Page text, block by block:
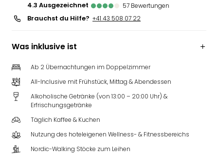
4.3
ausgezeichnet 57 Bewertungen
Brauchst du Hilfe? +41 43 508 07 22
Was inklusive ist
Ab 2 Übernachtungen im Doppelzimmer
All-Inclusive mit Frühstück, Mittag & Abendessen
Alkoholische Getränke (von 13:00 – 20:00 Uhr) &
Erfrischungsgetränke
Täglich Kaffee & Kuchen
Nutzung des hoteleigenen Wellness- & Fitnessbereichs
Nordic-Walking Stöcke zum Leihen